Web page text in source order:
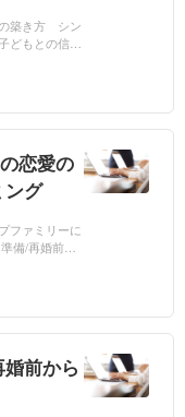
築き方 シン
もとの信頼
恋愛の
ング
ファミリーに
備/再婚前か
前から